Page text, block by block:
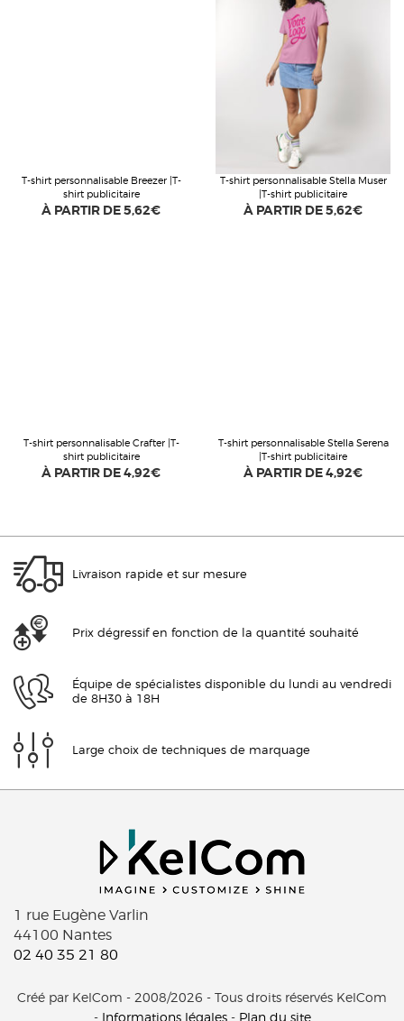
T-shirt personnalisable Breezer |T-
shirt publicitaire
À PARTIR DE5,62€
T-shirt personnalisable Stella Muser
|T-shirt publicitaire
À PARTIR DE5,62€
T-shirt personnalisable Crafter |T-
shirt publicitaire
À PARTIR DE4,92€
T-shirt personnalisable Stella Serena
|T-shirt publicitaire
À PARTIR DE4,92€
Livraison rapide et sur mesure
Prix dégressif en fonction de la quantité souhaité
Équipe de spécialistes disponible du lundi au vendredi
de 8H30 à 18H
Large choix de techniques de marquage
1 rue Eugène Varlin
44100 Nantes
02 40 35 21 80
Créé par KelCom - 2008/2026 - Tous droits réservés KelCom
- Informations légales- Plan du site